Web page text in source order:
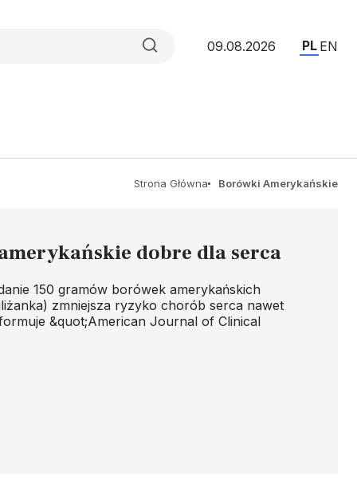
09.08.2026 PL EN
Strona Główna Borówki Amerykańskie
dobre dla serca
150 gramów borówek amerykańskich
zmniejsza ryzyko chorób serca nawet
&quot;American Journal of Clinical